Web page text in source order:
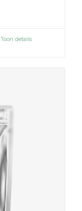
Toon details